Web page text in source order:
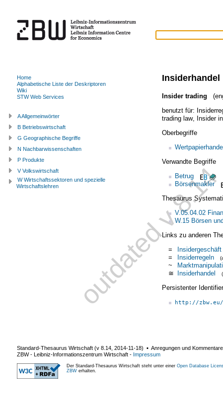
Insiderhandel
Insider trading
benutzt für:
trading law, Insider
Oberbegriffe
Verwandte Begriffe
Betrug
Börsenmakler
Thesaurus
V.05.04.02
W.15 Börsen
Links zu anderen
=
Insidergeschäft
= Insiderregeln
~
≅ Insiderhandel
Persistenter
http://
Home
Alphabetische Liste der Deskriptoren
Wiki
STW Web Services
A Allgemeinwörter
B Betriebswirtschaft
G Geographische Begriffe
N Nachbarwissenschaften
P Produkte
V Volkswirtschaft
W Wirtschaftssektoren und spezielle
Wirtschaftslehren
Standard-Thesaurus Wirtschaft (v 8.14 2014-11-18) ▪ Anregungen und
ZBW - Leibniz-Informationszentrum Wirtschaft - Impressum
Der Standard-Thesaurus Wirtschaft steht unter einer Open Database
ZBW erhalten.